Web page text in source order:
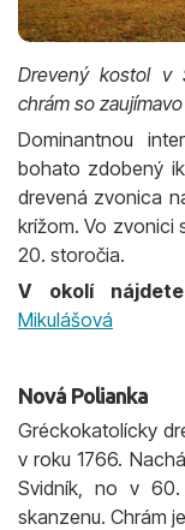
Drevený kostol v
chrám so
Dominantnou
bohato zdobený
drevená zvonica
krížom. Vo zvonici
20. storočia.
V okolí
Mikulášová
Nová Polianka
Gréckokatolícky
v roku 1766.
Svidník, no v
skanzenu. Chrám